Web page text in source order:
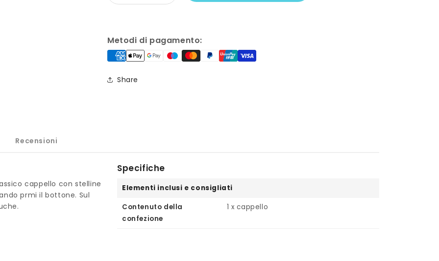
quantità
BABBO
NATALE
con
quantità
BABBO
NATALE
con
Metodi di pagamento:
Share
Recensioni
cappello con stelline
prmi il bottone. Sul
Specifiche
Elementi inclusi e consigliati
Contenuto della
confezione
1 x cappello